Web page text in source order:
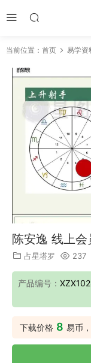
当前位置： 首页 易学资
陈安逸 线上
占星塔罗 237
产品编号：
下载价格 8 易币